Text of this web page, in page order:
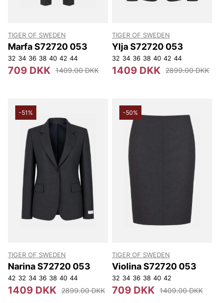
TIGER OF SWEDEN
Marfa S72720 053
32 34 36 38 40 42 44
709 DKK 1409.00 DKK
TIGER OF SWEDEN
Ylja S72720 053
32 34 36 38 40 42 44
1409 DKK 2899.00 DKK
-51%
TIGER OF SWEDEN
Narina S72720 053
42 32 34 36 38 40 44
1409 DKK 2899.00 DKK
-50%
TIGER OF SWEDEN
Violina S72720 053
32 34 36 38 40 42
709 DKK 1409.00 DKK